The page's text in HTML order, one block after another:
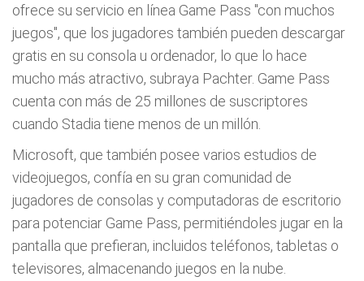
ofrece su servicio en línea Game Pass "con muchos
juegos", que los jugadores también pueden descargar
gratis en su consola u ordenador, lo que lo hace
mucho más atractivo, subraya Pachter. Game Pass
cuenta con más de 25 millones de suscriptores
cuando Stadia tiene menos de un millón.
Microsoft, que también posee varios estudios de
videojuegos, confía en su gran comunidad de
jugadores de consolas y computadoras de escritorio
para potenciar Game Pass, permitiéndoles jugar en la
pantalla que prefieran, incluidos teléfonos, tabletas o
televisores, almacenando juegos en la nube.